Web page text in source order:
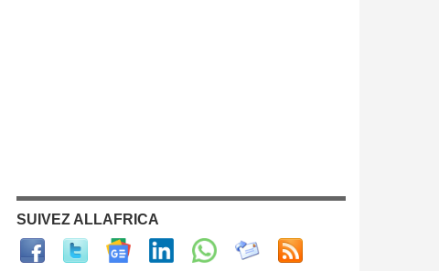
SUIVEZ ALLAFRICA